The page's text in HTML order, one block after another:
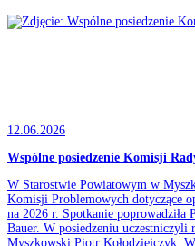
12.06.2026
Wspólne posiedzenie Komisji
W Starostwie Powiatowym w
Komisji Problemowych dotyczące
na 2026 r. Spotkanie poprowadziła
Bauer. W posiedzeniu uczestniczyli
Myszkowski Piotr Kołodziejczyk,